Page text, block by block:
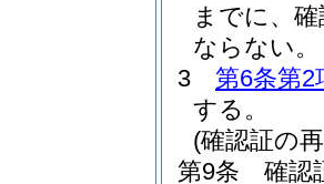
までに、
ならない。
3
第6条第2
する。
(確認証の
第9条
確認